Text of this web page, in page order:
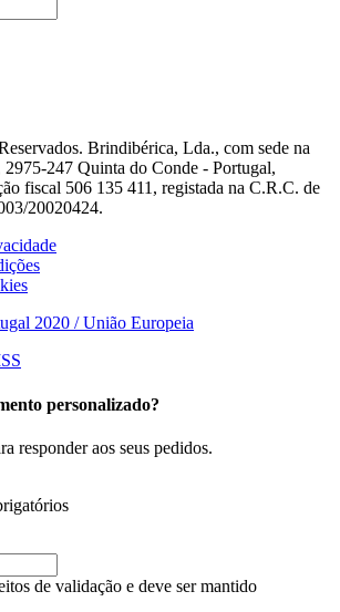
Brindibérica, Lda., com sede na
247 Quinta do Conde - Portugal,
fiscal 506 135 411, registada na C.R.C. de
20020424.
personalizado?
responder aos seus pedidos.
de validação e deve ser mantido